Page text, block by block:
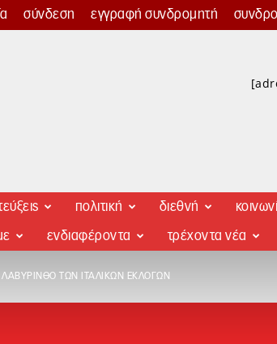
σύνδεση εγγραφή συνδρομητή
πολιτική διεθνή
ενδιαφέροντα τρέχοντα νέα
ΤΩΝ ΙΤΑΛΙΚΏΝ ΕΚΛΟΓΏΝ